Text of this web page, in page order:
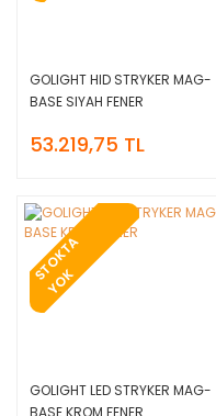
GOLIGHT HID STRYKER MAG-
BASE SIYAH FENER
53.219,75 TL
S
T
O
K
T
A
Y
O
K
GOLIGHT LED STRYKER MAG-
BASE KROM FENER